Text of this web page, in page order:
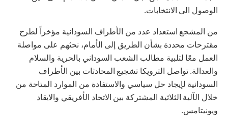
الوصول الى الانتخابات.
من المشجع استعداد عدد من الأطراف السودانية مؤخراً لطرح
مقترحات محددة بشأن الطريق إلى الأمام، نحثهم على مواصلة
العمل معًا لتلبية مطالب الشعب السوداني بالحرية والسلام
والعدالة. تواصل الترويكا تشجيع المحادثات بين الأطراف
السودانية لإيجاد حل سياسي والاستفادة من الموارد المتاحة من
خلال الآلية الثلاثية المشتركة بين الاتحاد الأفريقي والايقاد
ويونيتامس.